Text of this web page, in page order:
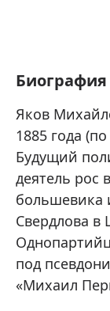
Биография
Яков
1885 года
Будущий
деятель рос
большевика
Свердлова в
под
«Михаил